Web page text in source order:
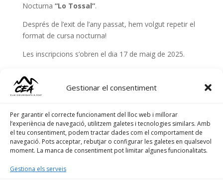
Gestionar el consentiment
Per garantir el correcte funcionament del lloc web i millorar
l’experiència de navegació, utilitzem galetes i tecnologies similars. Amb
el teu consentiment, podem tractar dades com el comportament de
navegació. Pots acceptar, rebutjar o configurar les galetes en qualsevol
moment. La manca de consentiment pot limitar algunes funcionalitats.
Gestiona els serveis
Nocturna “Lo Tossal”.
Després de l’exit de l’any passat, hem volgut repetir el
format de cursa nocturna!
Les inscripcions s’obren el dia 17 de maig de 2025.
3 modalitats.
Us hi esperem!
Lluny es veien muntanyes i muntanyes; tota una